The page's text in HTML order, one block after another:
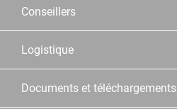
Conseillers
Logistique
Documents et téléchargements